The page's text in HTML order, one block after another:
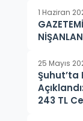
1 Haziran
25 Mayıs
Şuhut’ta
243 TL